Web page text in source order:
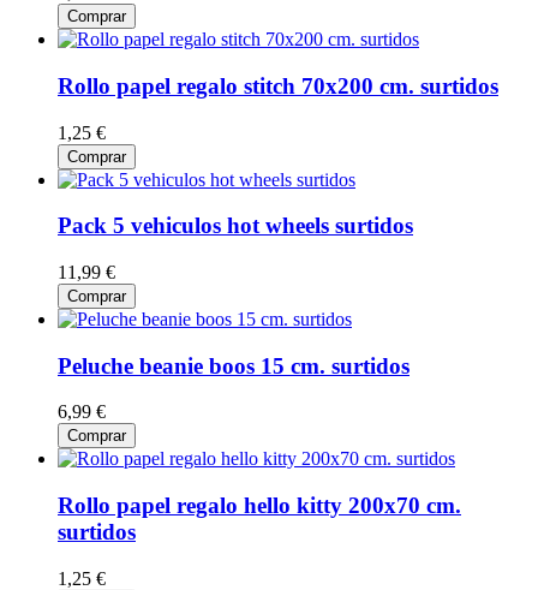
Comprar
Rollo papel regalo stitch 70x200 cm. surtidos
1,25 €
Comprar
Pack 5 vehiculos hot wheels surtidos
11,99 €
Comprar
Peluche beanie boos 15 cm. surtidos
6,99 €
Comprar
Rollo papel regalo hello kitty 200x70 cm.
surtidos
1,25 €